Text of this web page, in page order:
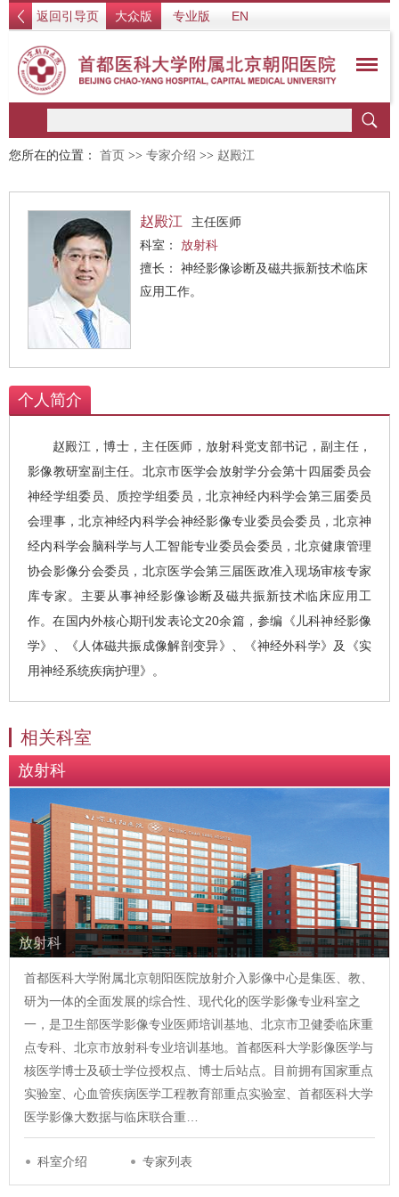
返回引导页 大众版 专业版 EN
您所在的位置： 首页 >> 专家介绍 >> 赵殿江
赵殿江
主任医师
科室： 放射科
擅长： 神经影像诊断及磁共振新技术临床
应用工作。
个人简介
赵殿江，博士，主任医师，放射科党支部书记，副主任，
影像教研室副主任。北京市医学会放射学分会第十四届委员会
神经学组委员、质控学组委员，北京神经内科学会第三届委员
会理事，北京神经内科学会神经影像专业委员会委员，北京神
经内科学会脑科学与人工智能专业委员会委员，北京健康管理
协会影像分会委员，北京医学会第三届医政准入现场审核专家
库专家。主要从事神经影像诊断及磁共振新技术临床应用工
作。在国内外核心期刊发表论文20余篇，参编《儿科神经影像
学》、《人体磁共振成像解剖变异》、《神经外科学》及《实
用神经系统疾病护理》。
相关科室
放射科
放射科
首都医科大学附属北京朝阳医院放射介入影像中心是集医、教、
研为一体的全面发展的综合性、现代化的医学影像专业科室之
一，是卫生部医学影像专业医师培训基地、北京市卫健委临床重
点专科、北京市放射科专业培训基地。首都医科大学影像医学与
核医学博士及硕士学位授权点、博士后站点。目前拥有国家重点
实验室、心血管疾病医学工程教育部重点实验室、首都医科大学
医学影像大数据与临床联合重…
科室介绍 专家列表